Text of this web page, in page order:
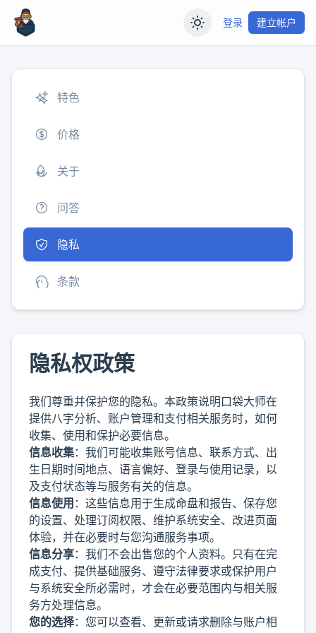
登录 建立帐户
特色
价格
关于
问答
隐私
条款
隐私权政策
我们尊重并保护您的隐私。本政策说明口袋大师在
提供八字分析、账户管理和支付相关服务时，如何
收集、使用和保护必要信息。
信息收集：我们可能收集账号信息、联系方式、出
生日期时间地点、语言偏好、登录与使用记录，以
及支付状态等与服务有关的信息。
信息使用 ：这些信息用于生成命盘和报告、保存您
的设置、处理订阅权限、维护系统安全、改进页面
体验，并在必要时与您沟通服务事项。
信息分享：我们不会出售您的个人资料。只有在完
成支付、提供基础服务、遵守法律要求或保护用户
与系统安全所必需时，才会在必要范围内与相关服
务方处理信息。
您的选择：您可以查看、更新或请求删除与账户相